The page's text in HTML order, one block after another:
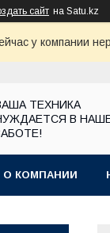
сайт на Satu.kz
у компании
ТЕХНИКА
В
О КОМПАНИИ